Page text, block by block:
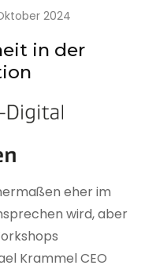
seinen
Lagebericht
zur
in
Deutschland
2024
in der
eher im
wird, aber
Krammel CEO